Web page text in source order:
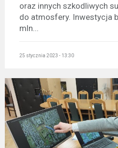
oraz innych szkodliwych
do atmosfery. Inwestycja
mln...
25 stycznia 2023 - 13:30